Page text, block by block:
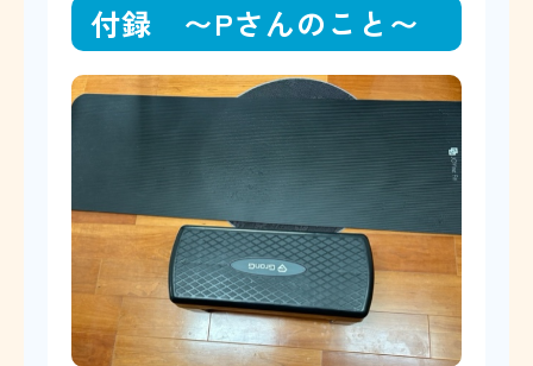
付録 〜Pさんのこと〜